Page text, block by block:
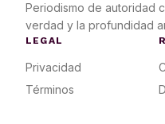
Periodismo de autoridad
verdad y la profundidad
LEGAL
Privacidad
Términos